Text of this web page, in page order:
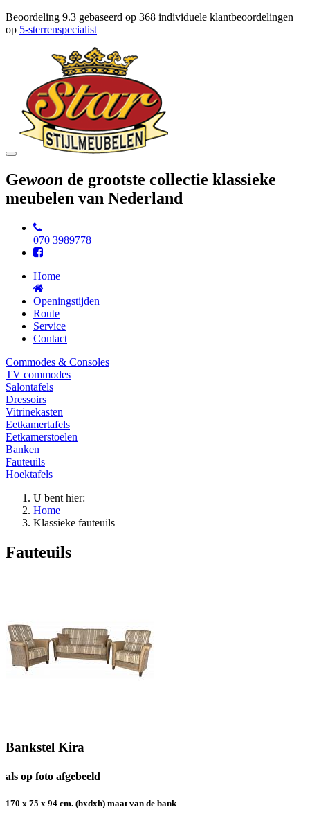
Beoordeling 9.3 gebaseerd op 368 individuele klantbeoordelingen
op 5-sterrenspecialist
Toggle
Gewoon de grootste collectie klassieke
meubelen van Nederland
070 3989778
Home
Openingstijden
Route
Service
Contact
Commodes & Consoles
TV commodes
Salontafels
Dressoirs
Vitrinekasten
Eetkamertafels
Eetkamerstoelen
Banken
Fauteuils
Hoektafels
U bent hier:
Home
Klassieke fauteuils
Fauteuils
Bankstel Kira
als op foto afgebeeld
170 x 75 x 94 cm. (bxdxh) maat van de bank